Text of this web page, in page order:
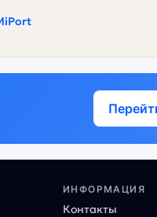
ИНФОРМАЦИЯ
Контакты